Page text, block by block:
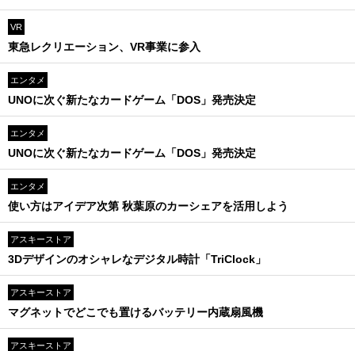
VR
東急レクリエーション、VR事業に参入
エンタメ
UNOに次ぐ新たなカードゲーム「DOS」発売決定
エンタメ
UNOに次ぐ新たなカードゲーム「DOS」発売決定
エンタメ
使い方はアイデア次第 秋葉原のカーシェアを活用しよう
アスキーストア
3Dデザインのオシャレなデジタル時計「TriClock」
アスキーストア
マグネットでどこでも置けるバッテリー内蔵扇風機
アスキーストア